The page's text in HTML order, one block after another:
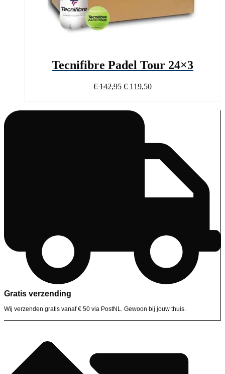
Tecnifibre Padel Tour 24×3
€142,95 Oorspronkelijke
€ 142,95.
€ 119,50Huidige
Gratis verzending
Wij verzenden gratis vanaf € 50 via PostNL. Gewoon bij jouw thuis.